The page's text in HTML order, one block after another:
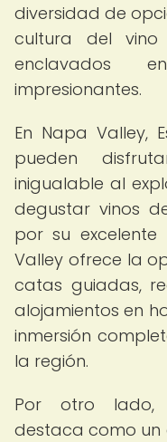
diversidad de
cultura del
enclavados
impresionantes.
En Napa Valley,
pueden
inigualable al
degustar vinos
por su excelente
Valley ofrece la
catas guiadas,
alojamientos en
inmersión
la región.
Por otro lado,
destaca como un